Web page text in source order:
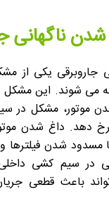
ناگهانی
جاروبرقی یکی از
می شوند. این مشکل
موتور، مشکل در
دهد. داغ شدن
مسدود شدن فیلترها
در سیم کشی
باعث قطعی